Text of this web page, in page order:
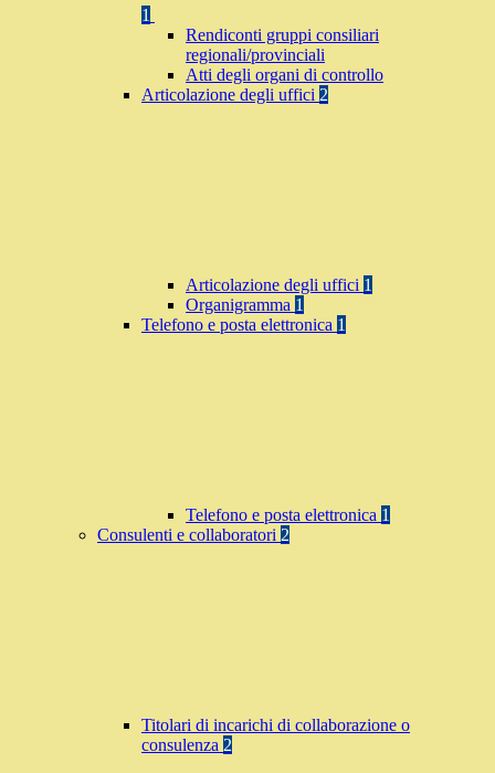
1
Rendiconti gruppi consiliari
regionali/provinciali
Atti degli organi di controllo
Articolazione degli uffici 2
Articolazione degli uffici 1
Organigramma 1
Telefono e posta elettronica 1
Telefono e posta elettronica 1
Consulenti e collaboratori 2
Titolari di incarichi di collaborazione o
consulenza 2